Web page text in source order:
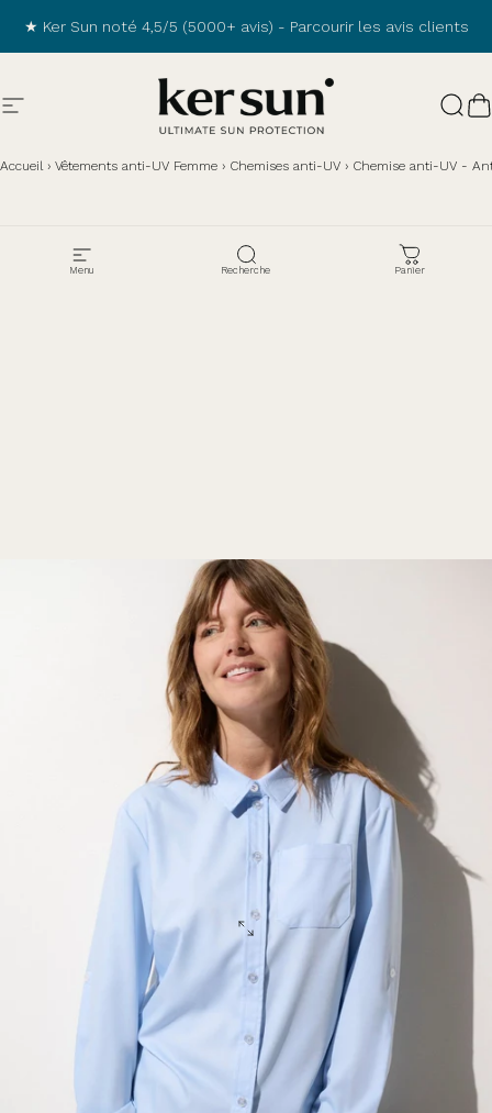
★ Ker Sun noté 4,5/5 (5000+ avis) - Parcourir les avis clients
Navigation Ker Sun
Menu Recherche Panier
Accueil› Vêtements anti-UV Femme › Chemises anti-UV › Chemise anti-UV -